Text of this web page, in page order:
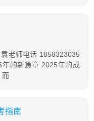
老师电话 1858323035
的新篇章 2025年的成
而
指南